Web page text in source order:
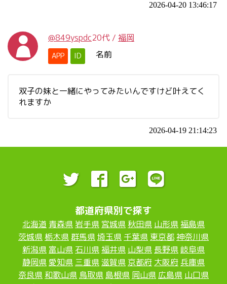
2026-04-20 13:46:17
@849yspdc20代 / 福岡
APP ID 名前
双子の妹と一緒にやってみたいんですけど叶えてく
れますか
2026-04-19 21:14:23
都道府県別で探す
北海道 青森県岩手県 宮城県 秋田県 山形県福島県
茨城県栃木県群馬県埼玉県 千葉県 東京都神奈川県
新潟県 富山県 石川県福井県 山梨県 長野県 岐阜県
静岡県愛知県 三重県滋賀県 京都府 大阪府 兵庫県
奈良県 和歌山県 鳥取県 島根県 岡山県 広島県 山口県